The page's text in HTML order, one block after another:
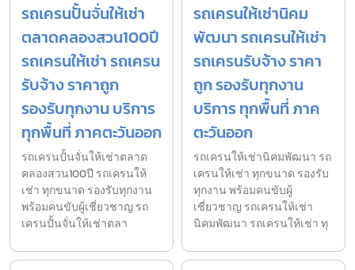
รถเครนปั้นจั่นให้เช่า
ตลาดคลองสวน100ปี
รถเครนให้เช่า รถเครน
รับจ้าง ราคาถูก
รองรับทุกงาน บริการ
ทุกพื้นที่ ภาคตะวันออก
รถเครนปั้นจั่นให้เช่าตลาด
คลองสวน100ปี รถเครนให้
เช่า ทุกขนาด รองรับทุกงาน
พร้อมคนขับผู้เชี่ยวชาญ รถ
เครนปั้นจั่นให้เช่าตลา
รถเครนให้เช่านิคม
พัฒนา รถเครนให้เช่า
รถเครนรับจ้าง ราคา
ถูก รองรับทุกงาน
บริการ ทุกพื้นที่ ภาค
ตะวันออก
รถเครนให้เช่านิคมพัฒนา รถ
เครนให้เช่า ทุกขนาด รองรับ
ทุกงาน พร้อมคนขับผู้
เชี่ยวชาญ รถเครนให้เช่า
นิคมพัฒนา รถเครนให้เช่า ทุ